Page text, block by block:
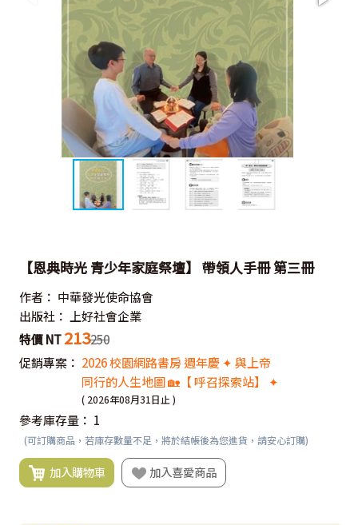
【恩典時光 青少年家庭祭壇】 帶領人手冊 第三冊
作者： 中華發光使命協會
出版社： 上好社會企業
特價 NT 213250
促銷專案： 2026 校園網路書房 週年慶 ✦ 與上帝
同行的人生地圖 🏡【 呼召探索站】 ✦
( 2026年08月31日止 )
參考庫存量： 1
(可訂購商品，若庫存數量不足，將於結帳後為您進貨，請安心訂購)
加入購物車 加入喜愛商品